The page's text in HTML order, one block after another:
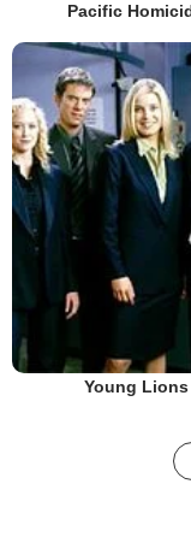
Pacific
Young Lions